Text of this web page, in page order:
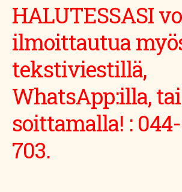
HALUTESSASI
ilmoittautua
tekstiviestillä,
WhatsApp:illa, tai
soittamalla! :
703.